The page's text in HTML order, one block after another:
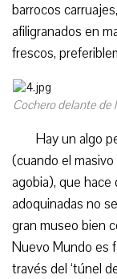
barrocos
afiligranados en
frescos,
Cochero delante de
Hay un algo
(cuando el
agobia), que
adoquinadas no
gran museo bien
Nuevo Mundo es
través del ‘túnel